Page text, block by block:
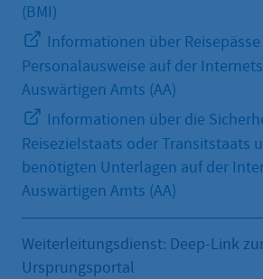
(BMI)
Informationen über
Personalausweise auf der
Auswärtigen Amts (AA)
Informationen über die
Reisezielstaats oder Transitstaats
benötigten Unterlagen auf der
Auswärtigen Amts (AA)
Weiterleitungsdienst: Deep-Link
Ursprungsportal